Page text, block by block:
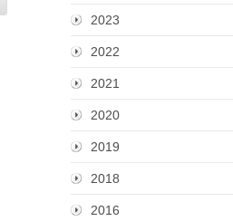
2023
2022
2021
2020
2019
2018
2016